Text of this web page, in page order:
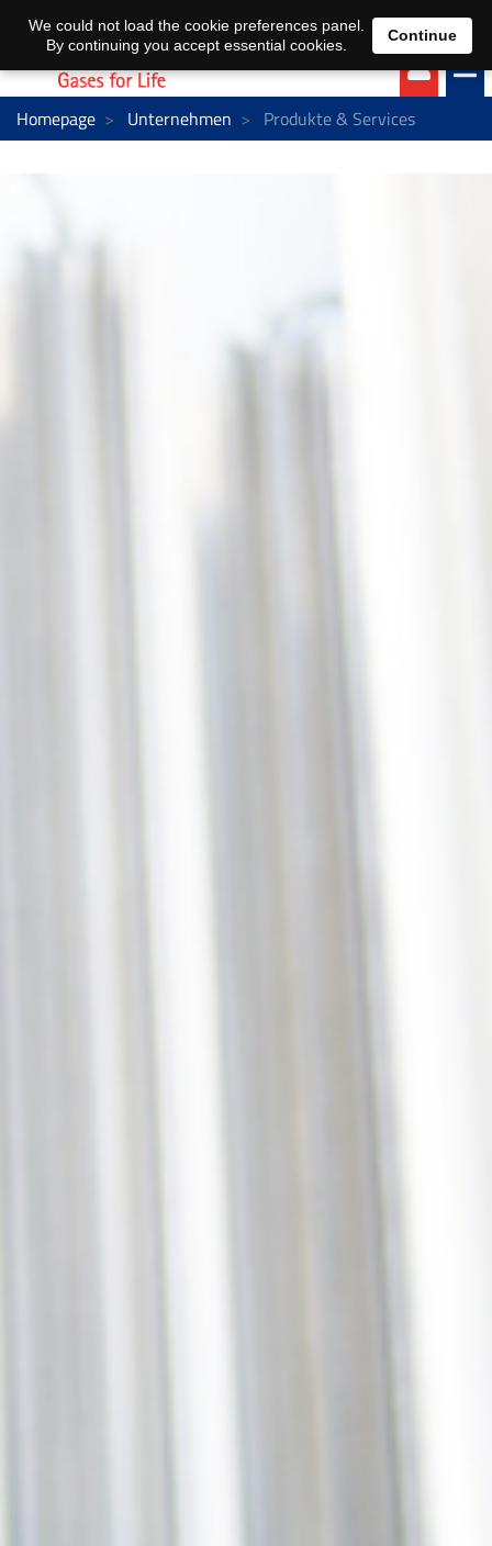
EN DE
Homepage Unternehmen Produkte & Services
We could not load the cookie preferences panel.
By continuing you accept essential cookies.
Continue